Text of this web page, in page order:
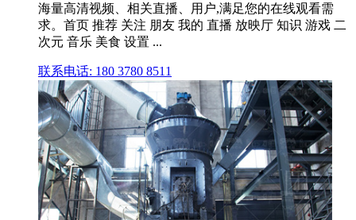
海量高清视频、相关直播、用户,满足您的在线观看需
求。首页 推荐 关注 朋友 我的 直播 放映厅 知识 游戏 二
次元 音乐 美食 设置 ...
联系电话: 180 3780 8511